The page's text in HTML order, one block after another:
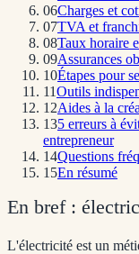
06Charges et
07TVA et
08Taux horaire
09Assurances
10Étapes pour
11Outils
12Aides à la
135 erreurs à
entrepreneur
14Questions
15En résumé
En bref :
L'électricité est un